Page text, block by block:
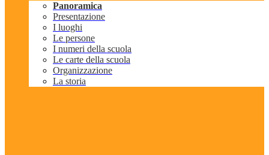
Panoramica
Presentazione
I luoghi
Le persone
I numeri della scuola
Le carte della scuola
Organizzazione
La storia